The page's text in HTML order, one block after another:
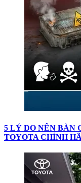
5 LÝ DO NÊN BÀN
TOYOTA CHÍNH